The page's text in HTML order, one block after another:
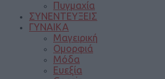
Πυγμαχία
ΣΥΝΕΝΤΕΥΞΕΙΣ
ΓΥΝΑΙΚΑ
Μαγειρική
Ομορφιά
Μόδα
Ευεξία